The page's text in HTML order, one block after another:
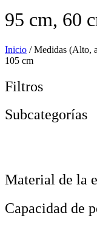
95 cm, 60
Inicio / Medidas (Alto,
105 cm
Filtros
Subcategorías
Material de la
Capacidad de